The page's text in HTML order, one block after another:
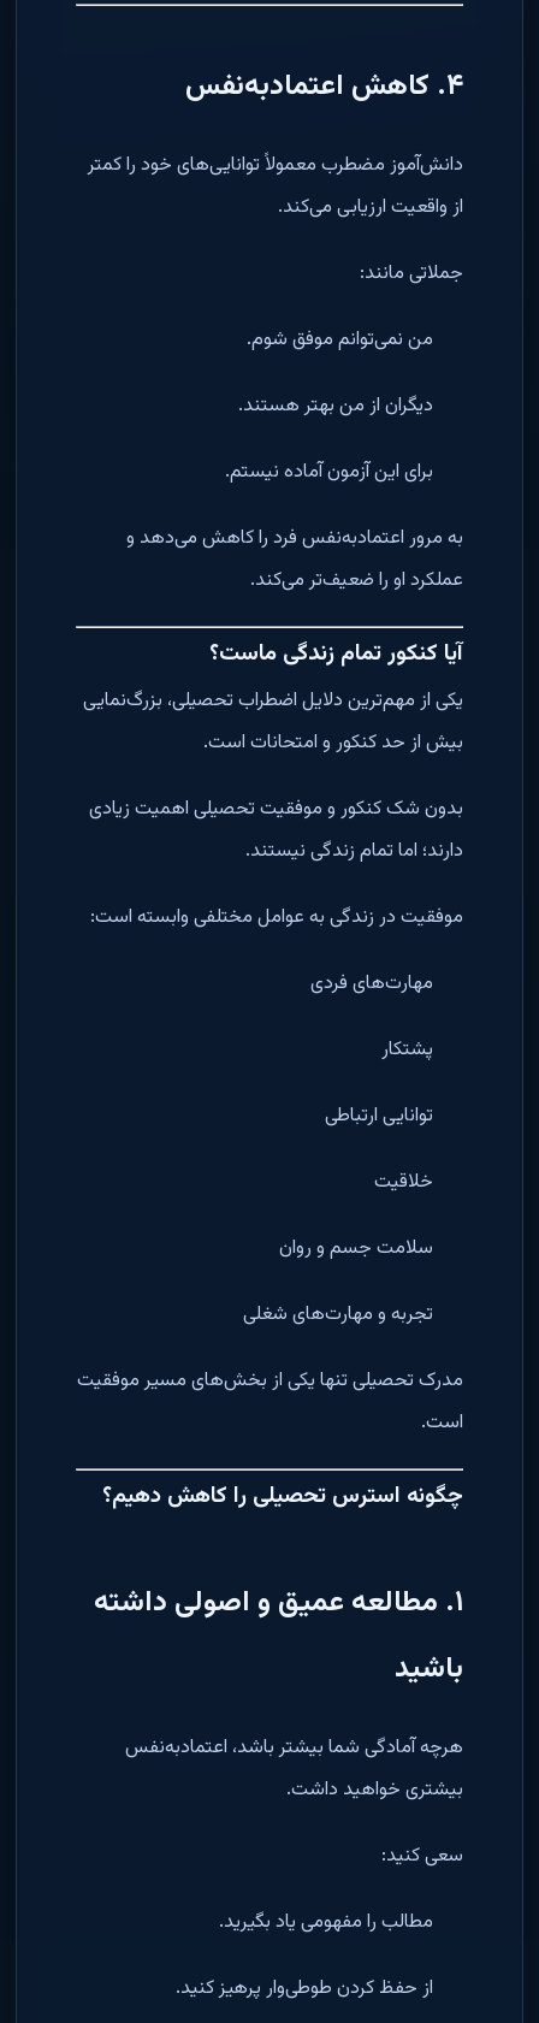
۴. کاهش اعتمادبه‌نفس
دانش‌آموز مضطرب معمولاً توانایی‌های خود را کمتر
از واقعیت ارزیابی می‌کند.
جملاتی مانند:
من نمی‌توانم موفق شوم.
دیگران از من بهتر هستند.
برای این آزمون آماده نیستم.
به مرور اعتمادبه‌نفس فرد را کاهش می‌دهد و
عملکرد او را ضعیف‌تر می‌کند.
آیا کنکور تمام زندگی ماست؟
یکی از مهم‌ترین دلایل اضطراب تحصیلی، بزرگ‌نمایی
بیش از حد کنکور و امتحانات است.
بدون شک کنکور و موفقیت تحصیلی اهمیت زیادی
دارند؛ اما تمام زندگی نیستند.
موفقیت در زندگی به عوامل مختلفی وابسته است:
مهارت‌های فردی
پشتکار
توانایی ارتباطی
خلاقیت
سلامت جسم و روان
تجربه و مهارت‌های شغلی
مدرک تحصیلی تنها یکی از بخش‌های مسیر موفقیت
است.
چگونه استرس تحصیلی را کاهش دهیم؟
۱. مطالعه عمیق و اصولی داشته
باشید
هرچه آمادگی شما بیشتر باشد، اعتمادبه‌نفس
بیشتری خواهید داشت.
سعی کنید:
مطالب را مفهومی یاد بگیرید.
از حفظ کردن طوطی‌وار پرهیز کنید.